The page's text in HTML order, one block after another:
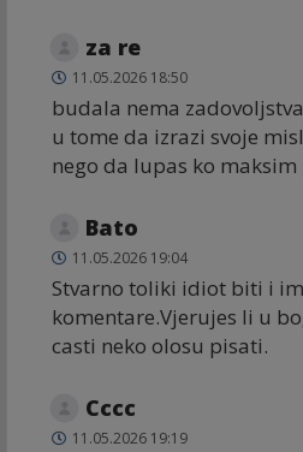
za re
11.05.2026 18:50
budala nema
u tome da izrazi svoje
nego da lupas ko
Bato
11.05.2026 19:04
Stvarno toliki idiot biti i
komentare.Vjerujes li u
casti neko olosu pisati.
Cccc
11.05.2026 19:19